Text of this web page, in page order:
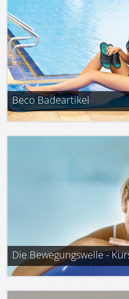
Beco Badeartikel
Die Bewegungswelle -